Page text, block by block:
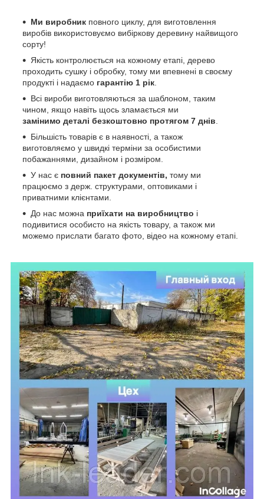
Ми виробник повного циклу, для виготовлення
виробів використовуємо вибіркову деревину найвищого
сорту!
Якість контролюється на кожному етапі, дерево
проходить сушку і обробку, тому ми впевнені в своєму
продукті і надаємо гарантію 1 рік.
Всі вироби виготовляються за шаблоном, таким
чином, якщо навіть щось зламається ми
замінимо деталі безкоштовно протягом 7 днів.
Більшість товарів є в наявності, а також
виготовляємо у швидкі терміни за особистими
побажаннями, дизайном і розміром.
У нас є повний пакет документів, тому ми
працюємо з держ. структурами, оптовиками і
приватними клієнтами.
До нас можна приїхати на виробництво і
подивитися особисто на якість товару, а також ми
можемо прислати багато фото, відео на кожному етапі.